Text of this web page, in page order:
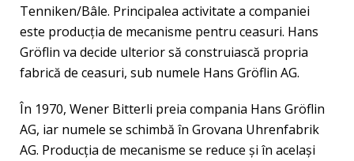
Tenniken/Bâle. Principalea activitate a companiei
este producţia de mecanisme pentru ceasuri. Hans
Gröflin va decide ulterior să construiască propria
fabrică de ceasuri, sub numele Hans Gröflin AG.
În 1970, Wener Bitterli preia compania Hans Gröflin
AG, iar numele se schimbă în Grovana Uhrenfabrik
AG. Producţia de mecanisme se reduce şi în acelaşi